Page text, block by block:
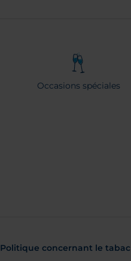
Occasions spéciales
Politique concernant le tabac